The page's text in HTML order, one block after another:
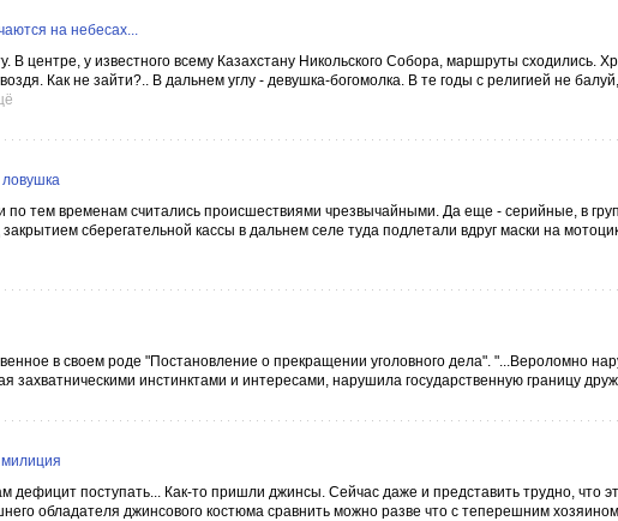
на небесах...
В центре, у известного всему Казахстану Никольского Собора, маршруты сходились.
Как не зайти?.. В дальнем углу - девушка-богомолка. В те годы с религией не
по тем временам считались происшествиями чрезвычайными. Да еще - серийные, в
сберегательной кассы в дальнем селе туда подлетали вдруг маски на
в своем роде "Постановление о прекращении уголовного дела". "...Вероломно
захватническими инстинктами и интересами, нарушила государственную границу
дефицит поступать... Как-то пришли джинсы. Сейчас даже и представить трудно, что
обладателя джинсового костюма сравнить можно разве что с теперешним